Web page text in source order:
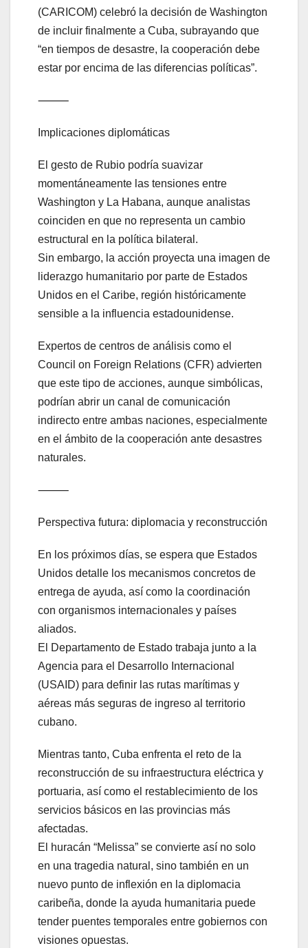
(CARICOM) celebró la decisión de Washington
de incluir finalmente a Cuba, subrayando que
“en tiempos de desastre, la cooperación debe
estar por encima de las diferencias políticas”.
⸻
Implicaciones diplomáticas
El gesto de Rubio podría suavizar
momentáneamente las tensiones entre
Washington y La Habana, aunque analistas
coinciden en que no representa un cambio
estructural en la política bilateral.
Sin embargo, la acción proyecta una imagen de
liderazgo humanitario por parte de Estados
Unidos en el Caribe, región históricamente
sensible a la influencia estadounidense.
Expertos de centros de análisis como el
Council on Foreign Relations (CFR) advierten
que este tipo de acciones, aunque simbólicas,
podrían abrir un canal de comunicación
indirecto entre ambas naciones, especialmente
en el ámbito de la cooperación ante desastres
naturales.
⸻
Perspectiva futura: diplomacia y reconstrucción
En los próximos días, se espera que Estados
Unidos detalle los mecanismos concretos de
entrega de ayuda, así como la coordinación
con organismos internacionales y países
aliados.
El Departamento de Estado trabaja junto a la
Agencia para el Desarrollo Internacional
(USAID) para definir las rutas marítimas y
aéreas más seguras de ingreso al territorio
cubano.
Mientras tanto, Cuba enfrenta el reto de la
reconstrucción de su infraestructura eléctrica y
portuaria, así como el restablecimiento de los
servicios básicos en las provincias más
afectadas.
El huracán “Melissa” se convierte así no solo
en una tragedia natural, sino también en un
nuevo punto de inflexión en la diplomacia
caribeña, donde la ayuda humanitaria puede
tender puentes temporales entre gobiernos con
visiones opuestas.